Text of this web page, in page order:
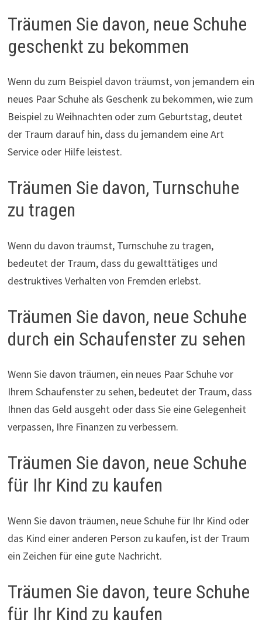
Träumen Sie davon, neue Schuhe
geschenkt zu bekommen
Wenn du zum Beispiel davon träumst, von jemandem ein
neues Paar Schuhe als Geschenk zu bekommen, wie zum
Beispiel zu Weihnachten oder zum Geburtstag, deutet
der Traum darauf hin, dass du jemandem eine Art
Service oder Hilfe leistest.
Träumen Sie davon, Turnschuhe
zu tragen
Wenn du davon träumst, Turnschuhe zu tragen,
bedeutet der Traum, dass du gewalttätiges und
destruktives Verhalten von Fremden erlebst.
Träumen Sie davon, neue Schuhe
durch ein Schaufenster zu sehen
Wenn Sie davon träumen, ein neues Paar Schuhe vor
Ihrem Schaufenster zu sehen, bedeutet der Traum, dass
Ihnen das Geld ausgeht oder dass Sie eine Gelegenheit
verpassen, Ihre Finanzen zu verbessern.
Träumen Sie davon, neue Schuhe
für Ihr Kind zu kaufen
Wenn Sie davon träumen, neue Schuhe für Ihr Kind oder
das Kind einer anderen Person zu kaufen, ist der Traum
ein Zeichen für eine gute Nachricht.
Träumen Sie davon, teure Schuhe
für Ihr Kind zu kaufen